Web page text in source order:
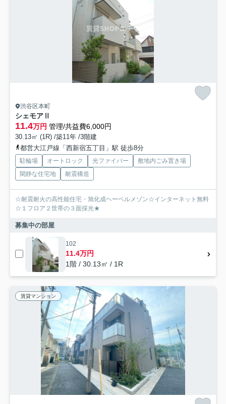
渋谷区本町
シェモアⅡ
11.4万円 管理/共益費6,000円
30.13㎡ (1R) /築11年 /3階建
都営大江戸線「西新宿五丁目」駅 徒歩8分
駐輪場 オートロック 光ファイバー
敷地内ごみ置き場
閑静な住宅地
耐震構造
☆耐震耐火の高性能住宅・旭化成ヘーベルメゾン☆インターネット無料
☆１フロア２世帯の３面採光★
募集中の部屋
102
11.4万円
1階 / 30.13㎡ / 1R
賃貸マンション